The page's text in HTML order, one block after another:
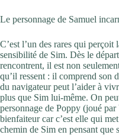
Le personnage de Samuel
C’est l’un des rares qui perçoit
sensibilité de Sim. Dès le
rencontrent, il est non
qu’il ressent : il comprend son
du navigateur peut l’aider à
plus que Sim lui-même. On
personnage de Poppy (joué
bienfaiteur car c’est elle qui
chemin de Sim en pensant que